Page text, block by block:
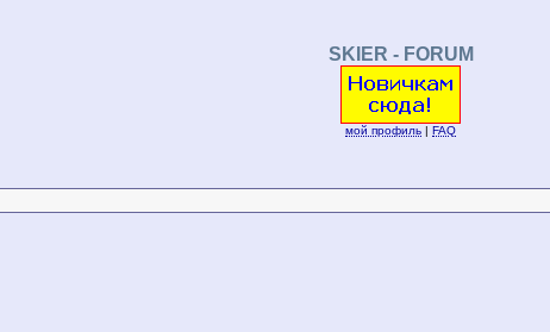
SKIER - FORUM
мой профиль | FAQ